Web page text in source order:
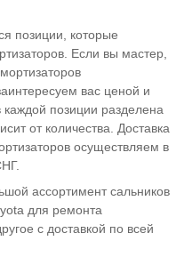
позиции, которые
Если вы мастер,
вас ценой и
позиции разделена
от количества. Доставка
осуществляем в
ассортимент сальников
для ремонта
с доставкой по всей